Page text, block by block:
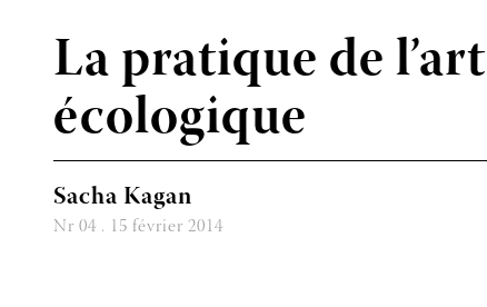
La pratique de l’art
écologique
Sacha Kagan
Nr 04 . 15 février 2014